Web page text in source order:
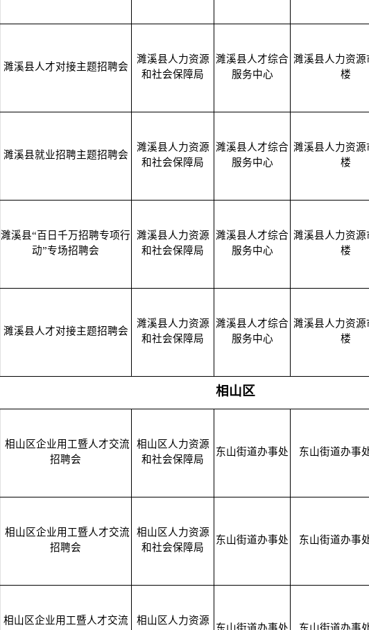
濉溪县人才对接主题招聘会
濉溪县人力资源
和社会保障局
濉溪县人才综合
服务中心
濉溪县人力资源
楼
濉溪县就业招聘主题招聘会
濉溪县人力资源
和社会保障局
濉溪县人才综合
服务中心
濉溪县人力资源
楼
濉溪县“百日千万招聘专项行
动”专场招聘会
濉溪县人力资源
和社会保障局
濉溪县人才综合
服务中心
濉溪县人力资源
楼
濉溪县人才对接主题招聘会
濉溪县人力资源
和社会保障局
濉溪县人才综合
服务中心
濉溪县人力资源
楼
相山区
相山区企业用工暨人才交流
招聘会
相山区人力资源
和社会保障局
东山街道办事处 东山街道办事
相山区企业用工暨人才交流
招聘会
相山区人力资源
和社会保障局
东山街道办事处 东山街道办事
相山区企业用工暨人才交流
相山区人力资源